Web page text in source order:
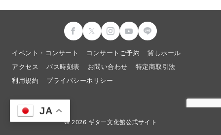
イベント・コンサート コンサートご予約
貸しホール
アクセス
バス時刻表 お問い合わせ
特定商取引法
利用規約
プライバシーポリシー
© 2026 ギター文化館公式サイト
JA